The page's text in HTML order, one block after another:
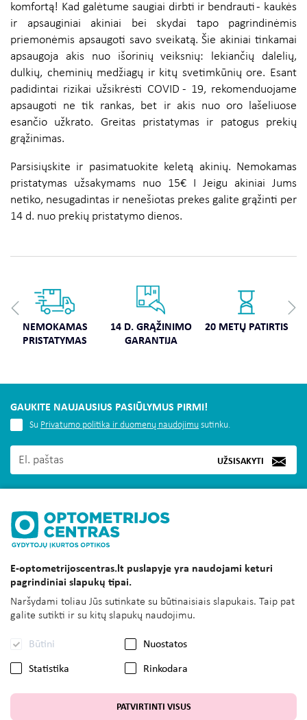
komfortą! Kad galėtume saugiai dirbti ir bendrauti - kaukės
ir apsauginiai akiniai bei skydai tapo pagrindinėmis
priemonėmis apsaugoti savo sveikatą. Šie akiniai tinkamai
apsaugoja akis nuo išorinių veiksnių: lekiančių dalelių,
dulkių, cheminių medžiagų ir kitų svetimkūnių ore. Esant
padidintai rizikai užsikrėsti COVID - 19, rekomenduojame
apsaugoti ne tik rankas, bet ir akis nuo oro lašeliuose
esančio užkrato. Greitas pristatymas ir patogus prekių
grąžinimas.
Parsisiųskite ir pasimatuokite keletą akinių. Nemokamas
pristatymas užsakymams nuo 15€ I Jeigu akiniai Jums
netiko, nesugadintas ir nenešiotas prekes galite grąžinti per
14 d. nuo prekių pristatymo dienos.
NEMOKAMAS
PRISTATYMAS
14 D. GRĄŽINIMO
GARANTIJA
20 METŲ PATIRTIS
GAUKITE NAUJAUSIUS PASIŪLYMUS PIRMI!
UŽSISAKYTI
Su Privatumo politika ir duomenų naudojimu sutinku.
INFORMACIJA
KLIENTAMS
UAB OPTOMETRIJOS CENTRAS
E-optometrijoscentras.lt puslapyje yra naudojami keturi
pagrindiniai slapukų tipai.
Naršydami toliau Jūs sutinkate su būtinaisiais slapukais. Taip pat
galite sutikti ir su kitų slapukų naudojimu.
Būtini Nuostatos
Statistika Rinkodara
PATVIRTINTI VISUS